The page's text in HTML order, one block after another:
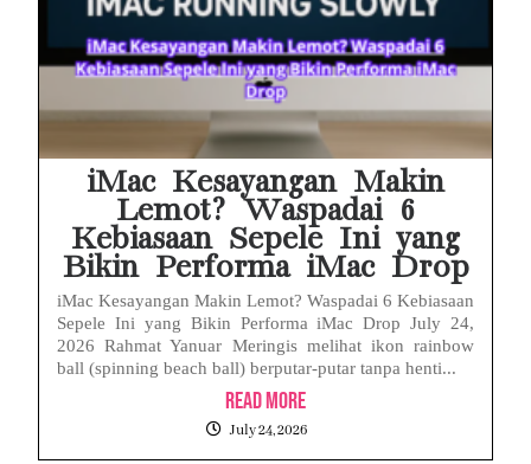
iMac Kesayangan Makin
Lemot? Waspadai 6
Kebiasaan Sepele Ini yang
Bikin Performa iMac Drop
iMac Kesayangan Makin Lemot? Waspadai 6 Kebiasaan
Sepele Ini yang Bikin Performa iMac Drop July 24,
2026 Rahmat Yanuar Meringis melihat ikon rainbow
ball (spinning beach ball) berputar-putar tanpa henti...
Read More
July 24, 2026